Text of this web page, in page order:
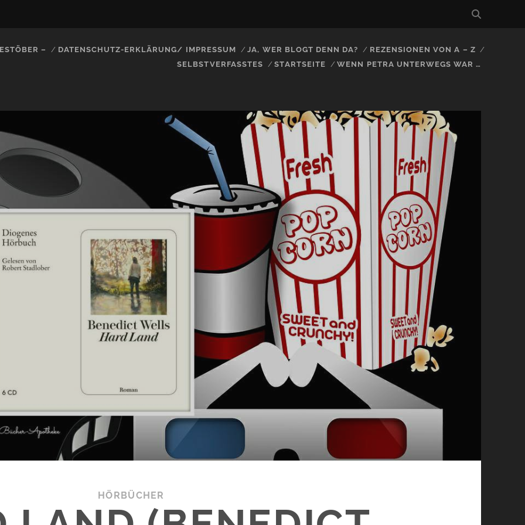
– DATENSCHUTZ-ERKLÄRUNG/ IMPRESSUM JA, WER BLOGT DENN DA?
REZENSIONEN VON A – Z
SELBSTVERFASSTES
STARTSEITE WENN PETRA UNTERWEGS WAR …
HÖRBÜCHER